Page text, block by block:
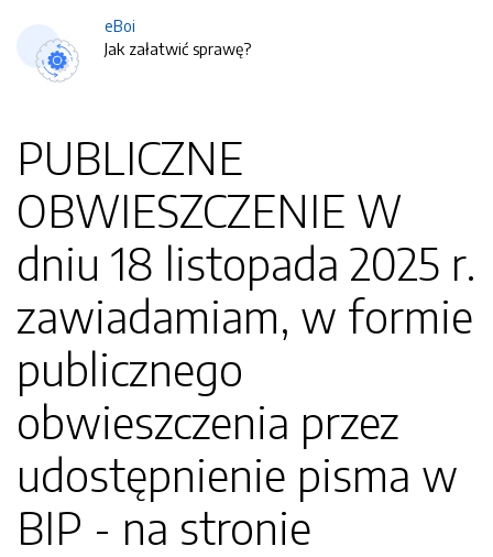
eBoi
Jak załatwić sprawę?
PUBLICZNE
OBWIESZCZENIE W
dniu 18 listopada 2025 r.
zawiadamiam, w formie
publicznego
obwieszczenia przez
udostępnienie pisma w
BIP - na stronie